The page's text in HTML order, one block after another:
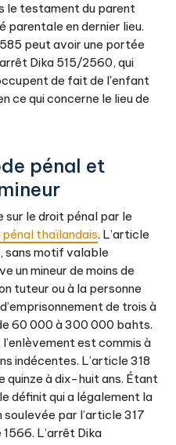
le testament du parent
parentale en dernier lieu.
peut avoir une portée
Dika 515/2560, qui
de fait de l'enfant
ce qui concerne le lieu de
pénal et
sur le droit pénal par le
pénal thaïlandais. L’article
sans motif valable
un mineur de moins de
tuteur ou à la personne
de trois à
60 000 à 300 000 bahts.
est commis à
indécentes. L’article 318
quinze à dix-huit ans. Étant
définit qui a légalement la
soulevée par l’article 317
L’arrêt Dika